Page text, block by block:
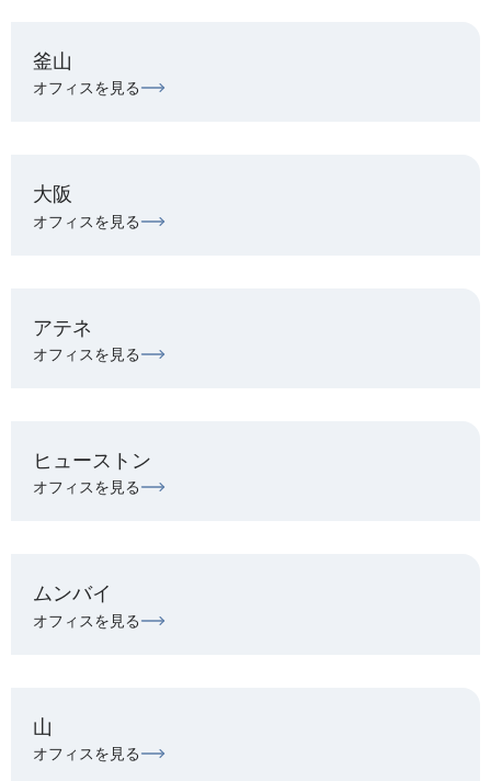
釜山
オフィスを見る
大阪
オフィスを見る
アテネ
オフィスを見る
ヒューストン
オフィスを見る
ムンバイ
オフィスを見る
山
オフィスを見る